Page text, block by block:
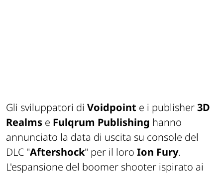
Gli sviluppatori di Voidpoint e i publisher3D
Realms e Fulqrum Publishing hanno
annunciato la data di uscita su console del
DLC "Aftershock" per il loro Ion Fury.
L'espansione del boomer shooter ispirato ai